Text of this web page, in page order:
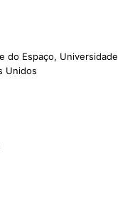
do Espaço, Universidade
Unidos